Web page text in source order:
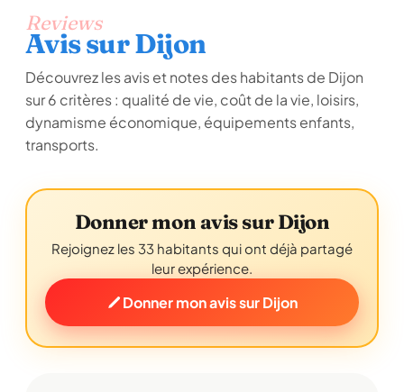
Reviews
Avis sur Dijon
Découvrez les avis et notes des habitants de Dijon
sur 6 critères : qualité de vie, coût de la vie, loisirs,
dynamisme économique, équipements enfants,
transports.
Donner mon avis sur Dijon
Rejoignez les 33 habitants qui ont déjà partagé
leur expérience.
Donner mon avis sur Dijon